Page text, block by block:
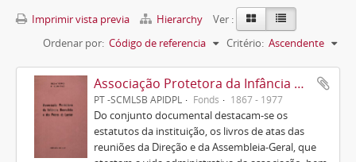
Imprimir vista previa Hierarchy
Ver :
Ordenar por: Código de referencia Critério: Ascendente
Associação Protetora da Infância Desvalida e dos Pobres do Lumiar
PT -SCMLSB APIDPL Fonds 1867 - 1977
Do conjunto documental destacam-se os
estatutos da instituição, os livros de atas das
reuniões da Direção e da Assembleia-Geral, que